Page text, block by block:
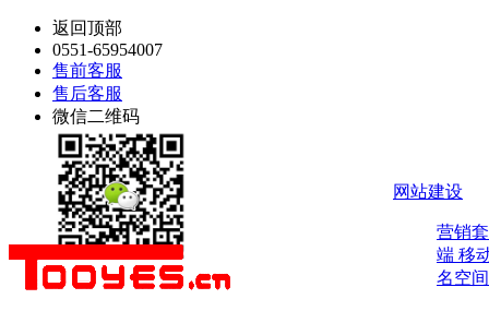
返回顶部
0551-65954007
售前客服
售后客服
微信二维码
网站建设
营销
端 移
名空